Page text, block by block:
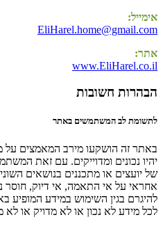
אימייל:
EliHarel.home@gmail.com
אתר:
www.EliHarel.co.il
הבהרות חשובות
לתשומת לב המשתמשים באתר
באתר זה הושקעו מירב המאמצים על
יהיו נכונים ומדוייקים. עם זאת
של יועצים או מתכננים בנושאים
אחראי על אי התאמה, אי דיוק, חוסר
להיגרם בגין השימוש במידע
לכל מידע לא נכון או לא מדויק או